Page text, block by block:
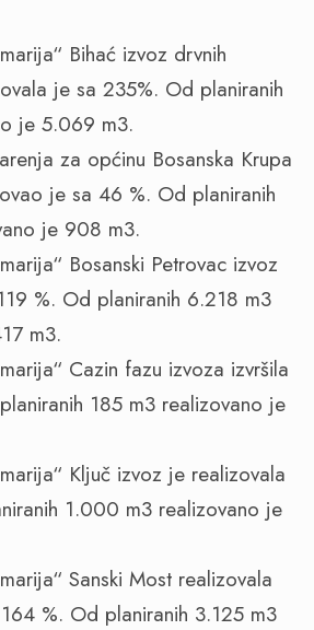
Bihać izvoz drvnih
je sa 235%. Od planiranih
je 5.069 m3.
za općinu Bosanska Krupa
je sa 46 %. Od planiranih
je 908 m3.
Bosanski Petrovac izvoz
%. Od planiranih 6.218 m3
m3.
Cazin fazu izvoza izvršila
185 m3 realizovano je
Ključ izvoz je realizovala
1.000 m3 realizovano je
Sanski Most realizovala
%. Od planiranih 3.125 m3